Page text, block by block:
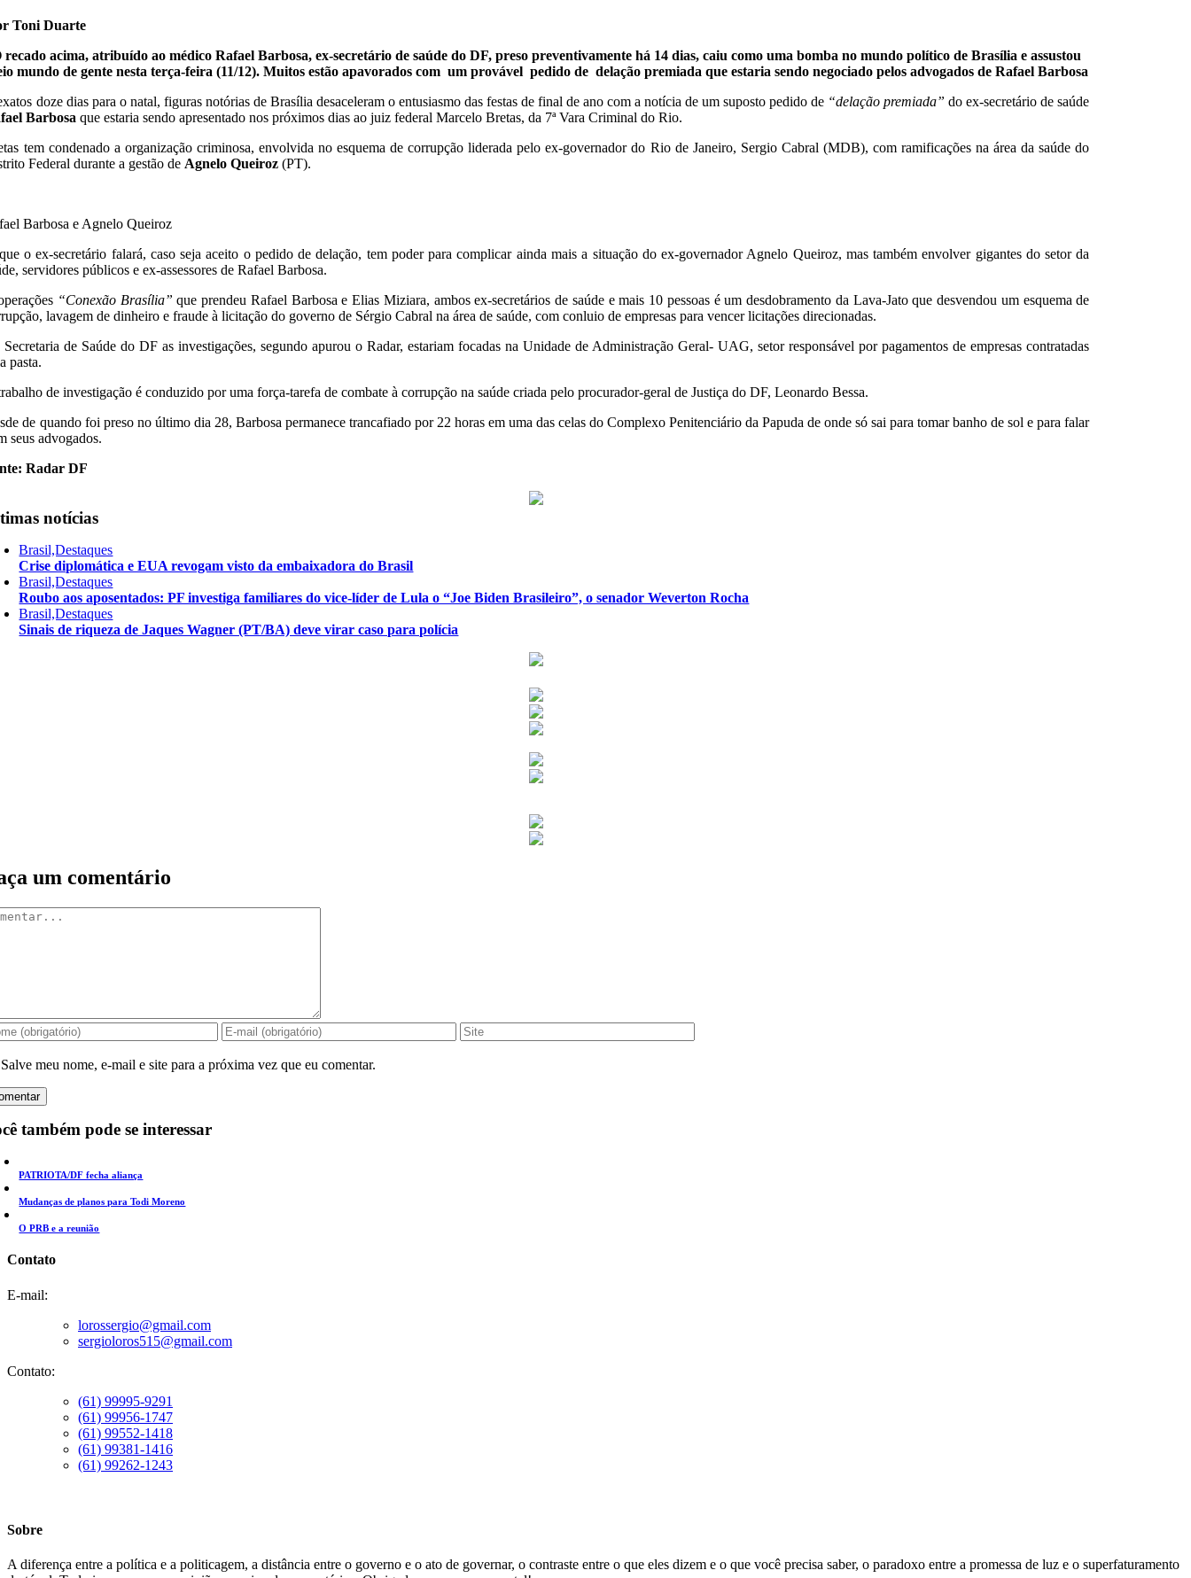
Toni Duarte
recado acima, atribuído ao médico Rafael Barbosa, ex-secretário de saúde do DF, preso preventivamente há 14 dias, caiu como uma bomba no mundo político de Brasília e assustou
mundo de gente nesta terça-feira (11/12). Muitos estão apavorados com um provável pedido de delação premiada que estaria sendo negociado pelos advogados de Rafael Barbosa
doze dias para o natal, figuras notórias de Brasília desaceleram o entusiasmo das festas de final de ano com a notícia de um suposto pedido de “delação premiada” do ex-secretário de saúde
Barbosa que estaria sendo apresentado nos próximos dias ao juiz federal Marcelo Bretas, da 7ª Vara Criminal do Rio.
tem condenado a organização criminosa, envolvida no esquema de corrupção liderada pelo ex-governador do Rio de Janeiro, Sergio Cabral (MDB), com ramificações na área da saúde do
Federal durante a gestão de Agnelo Queiroz (PT).
Barbosa e Agnelo Queiroz
o ex-secretário falará, caso seja aceito o pedido de delação, tem poder para complicar ainda mais a situação do ex-governador Agnelo Queiroz, mas também envolver gigantes do setor da
servidores públicos e ex-assessores de Rafael Barbosa.
“Conexão Brasília” que prendeu Rafael Barbosa e Elias Miziara, ambos ex-secretários de saúde e mais 10 pessoas é um desdobramento da Lava-Jato que desvendou um esquema de
lavagem de dinheiro e fraude à licitação do governo de Sérgio Cabral na área de saúde, com conluio de empresas para vencer licitações direcionadas.
Secretaria de Saúde do DF as investigações, segundo apurou o Radar, estariam focadas na Unidade de Administração Geral- UAG, setor responsável por pagamentos de empresas contratadas
pasta.
de investigação é conduzido por uma força-tarefa de combate à corrupção na saúde criada pelo procurador-geral de Justiça do DF, Leonardo Bessa.
de quando foi preso no último dia 28, Barbosa permanece trancafiado por 22 horas em uma das celas do Complexo Penitenciário da Papuda de onde só sai para tomar banho de sol e para falar
seus advogados.
Radar DF
notícias
Brasil,Destaques
Crise diplomática e EUA revogam visto da embaixadora do Brasil
Brasil,Destaques
Roubo aos aposentados: PF investiga familiares do vice-líder de Lula o “Joe Biden Brasileiro”, o senador Weverton Rocha
Brasil,Destaques
Sinais de riqueza de Jaques Wagner (PT/BA) deve virar caso para polícia
um comentário
Salve meu nome, e-mail e site para a próxima vez que eu comentar.
também pode se interessar
PATRIOTA/DF fecha aliança
Mudanças de planos para Todi Moreno
O PRB e a reunião
Contato
E-mail:
lorossergio@gmail.com
sergioloros515@gmail.com
Contato:
(61) 99995-9291
(61) 99956-1747
(61) 99552-1418
(61) 99381-1416
(61) 99262-1243
Sobre
A diferença entre a política e a politicagem, a distância entre o governo e o ato de governar, o contraste entre o que eles dizem e o que você precisa saber, o paradoxo entre a promessa de luz e o superfaturamento